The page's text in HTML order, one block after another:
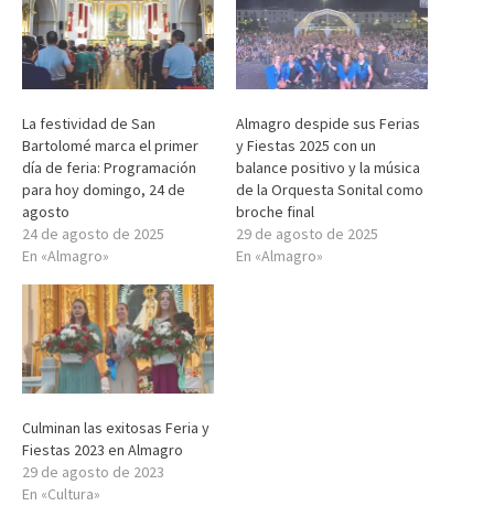
La festividad de San
Bartolomé marca el primer
día de feria: Programación
para hoy domingo, 24 de
agosto
24 de agosto de 2025
En «Almagro»
Almagro despide sus Ferias
y Fiestas 2025 con un
balance positivo y la música
de la Orquesta Sonital como
broche final
29 de agosto de 2025
En «Almagro»
Culminan las exitosas Feria y
Fiestas 2023 en Almagro
29 de agosto de 2023
En «Cultura»